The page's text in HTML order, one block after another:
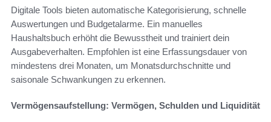
Digitale Tools bieten automatische Kategorisierung, schnelle
Auswertungen und Budgetalarme. Ein manuelles
Haushaltsbuch erhöht die Bewusstheit und trainiert dein
Ausgabeverhalten. Empfohlen ist eine Erfassungsdauer von
mindestens drei Monaten, um Monatsdurchschnitte und
saisonale Schwankungen zu erkennen.
Vermögensaufstellung: Vermögen, Schulden und Liquidität